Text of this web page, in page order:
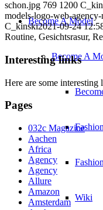
Become A Model
Become A
Wiki
schon.jpg 769 1200
models-logo-web-
C_kinski2021-09-24
Routine, Gesichtsrasur,
Interesting links
Here are some
Pages
032c Magazine
Aachen
Africa
Agency
Agency
Allure
Amazon
Amsterdam